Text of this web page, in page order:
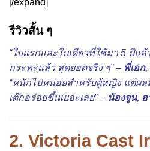
รีวิวสั้น ๆ
“ใบแรกและใบเดียวที่ใช้มา 5 ปีแ
กระทะแล้ว สุดยอดจริง ๆ” – พี่เอก
“หนักไปหน่อยสำหรับผู้หญิง แต่ผ
เต๊กอร่อยขึ้นเยอะเลย” – น้องจูน, อ
2. Victoria Cast